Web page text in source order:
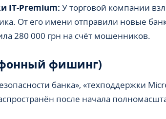
IT-Premium: У торговой компании
От его имени отправили новые
280 000 грн на счёт мошенников.
фишинг)
банка», «техподдержки
после начала